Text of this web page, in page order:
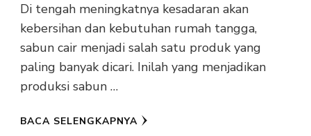
Di tengah meningkatnya kesadaran akan
kebersihan dan kebutuhan rumah tangga,
sabun cair menjadi salah satu produk yang
paling banyak dicari. Inilah yang menjadikan
produksi sabun …
BACA SELENGKAPNYA